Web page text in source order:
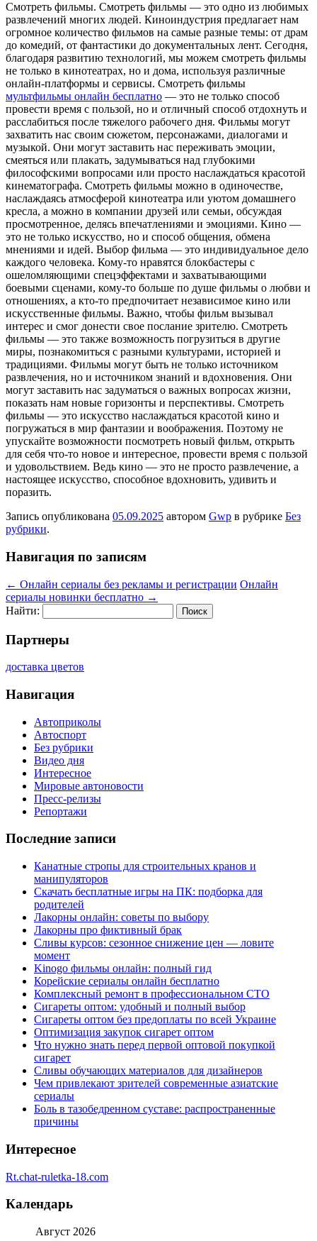
Смoтрeть фильмы. Смoтрeть фильмы — этo одно из любимых
развлечений многих людей. Киноиндустрия предлагает нам
огромное количество фильмов на самые разные темы: от драм
до комедий, от фантастики до документальных лент. Сегодня,
благодаря развитию технологий, мы можем смотреть фильмы
не только в кинотеатрах, но и дома, используя различные
онлайн-платформы и сервисы. Смотреть фильмы
мультфильмы онлайн бесплатно — это не только способ
провести время с пользой, но и отличный способ отдохнуть и
расслабиться после тяжелого рабочего дня. Фильмы могут
захватить нас своим сюжетом, персонажами, диалогами и
музыкой. Они могут заставить нас переживать эмоции,
смеяться или плакать, задумываться над глубокими
философскими вопросами или просто наслаждаться красотой
кинематографа. Смотреть фильмы можно в одиночестве,
наслаждаясь атмосферой кинотеатра или уютом домашнего
кресла, а можно в компании друзей или семьи, обсуждая
просмотренное, делясь впечатлениями и эмоциями. Кино —
это не только искусство, но и способ общения, обмена
мнениями и идей. Выбор фильма — это индивидуальное дело
каждого человека. Кому-то нравятся блокбастеры с
ошеломляющими спецэффектами и захватывающими
боевыми сценами, кому-то больше по душе фильмы о любви и
отношениях, а кто-то предпочитает независимое кино или
искусственные фильмы. Важно, чтобы фильм вызывал
интерес и смог донести свое послание зрителю. Смотреть
фильмы — это также возможность погрузиться в другие
миры, познакомиться с разными культурами, историей и
традициями. Фильмы могут быть не только источником
развлечения, но и источником знаний и вдохновения. Они
могут заставить нас задуматься о важных вопросах жизни,
показать нам новые горизонты и перспективы. Смотреть
фильмы — это искусство наслаждаться красотой кино и
погружаться в мир фантазии и воображения. Поэтому не
упускайте возможности посмотреть новый фильм, открыть
для себя что-то новое и интересное, провести время с пользой
и удовольствием. Ведь кино — это не просто развлечение, а
настоящее искусство, способное вдохновить, удивить и
поразить.
Запись опубликована 05.09.2025 автором Gwp в рубрике Без
рубрики.
Навигация по записям
← Онлайн сериалы без рекламы и регистрации Онлайн
сериалы новинки бесплатно →
Найти:
Партнеры
доставка цветов
Навигация
Автоприколы
Автоспорт
Без рубрики
Видео дня
Интересное
Мировые автоновости
Пресс-релизы
Репортажи
Последние записи
Канатные стропы для строительных кранов и
манипуляторов
Скачать бесплатные игры на ПК: подборка для
родителей
Лакорны онлайн: советы по выбору
Лакорны про фиктивный брак
Сливы курсов: сезонное снижение цен — ловите
момент
Kinogo фильмы онлайн: полный гид
Корейские сериалы онлайн бесплатно
Комплексный ремонт в профессиональном СТО
Сигареты оптом: удобный и полный выбор
Сигареты оптом без предоплаты по всей Украине
Оптимизация закупок сигарет оптом
Что нужно знать перед первой оптовой покупкой
сигарет
Сливы обучающих материалов для дизайнеров
Чем привлекают зрителей современные азиатские
сериалы
Боль в тазобедренном суставе: распространенные
причины
Интересное
Rt.chat-ruletka-18.com
Календарь
Август 2026